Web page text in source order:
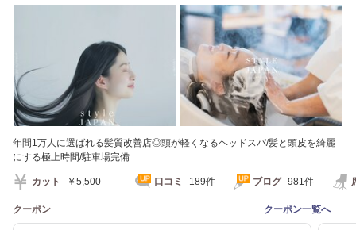
年間1万人に選ばれる髪質改善店◎頭が軽くなるヘッドスパ/髪と頭皮を綺麗
にする極上時間/駐車場完備
カット ￥5,500 口コミ 189件 ブログ 981件
クーポン クーポン一覧へ